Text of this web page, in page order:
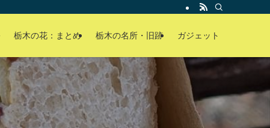
栃木の花：まとめ 栃木の名所・旧跡 ガジェット